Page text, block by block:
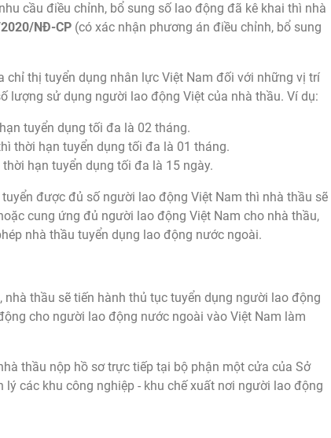
cầu điều chỉnh, bổ sung số lao động đã kê khai thì nhà
NĐ-CP (có xác nhận phương án điều chỉnh, bổ sung
chỉ thị tuyển dụng nhân lực Việt Nam đối với những vị trí
lượng sử dụng người lao động Việt của nhà thầu. Ví dụ:
tuyển dụng tối đa là 02 tháng.
thời hạn tuyển dụng tối đa là 01 tháng.
hạn tuyển dụng tối đa là 15 ngày.
được đủ số người lao động Việt Nam thì nhà thầu sẽ
cung ứng đủ người lao động Việt Nam cho nhà thầu,
nhà thầu tuyển dụng lao động nước ngoài.
thầu sẽ tiến hành thủ tục tuyển dụng người lao động
cho người lao động nước ngoài vào Việt Nam làm
thầu nộp hồ sơ trực tiếp tại bộ phận một cửa của Sở
các khu công nghiệp - khu chế xuất nơi người lao động